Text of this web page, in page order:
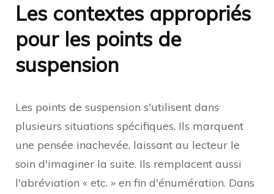
Les contextes appropriés
pour les points de
suspension
Les points de suspension s'utilisent dans
plusieurs situations spécifiques. Ils marquent
une pensée inachevée, laissant au lecteur le
soin d'imaginer la suite. Ils remplacent aussi
l'abréviation « etc. » en fin d'énumération. Dans